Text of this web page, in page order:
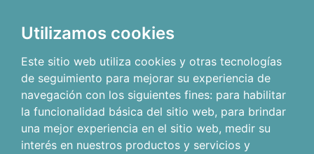
Utilizamos cookies
Este sitio web utiliza cookies y otras tecnologías
de seguimiento para mejorar su experiencia de
navegación con los siguientes fines: para habilitar
la funcionalidad básica del sitio web, para brindar
una mejor experiencia en el sitio web, medir su
interés en nuestros productos y servicios y